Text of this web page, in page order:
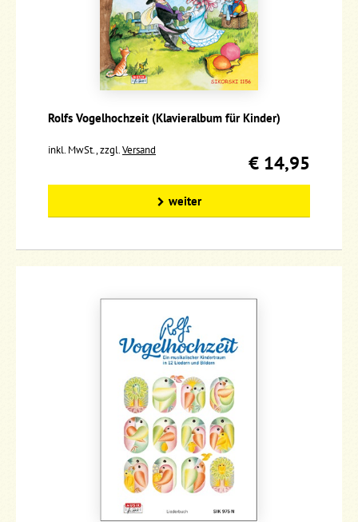
Rolfs Vogelhochzeit (Klavieralbum für Kinder)
inkl. MwSt., zzgl.Versand
€ 14,95
weiter